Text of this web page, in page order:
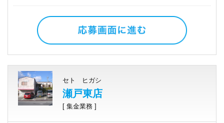
セト ヒガシ
瀬戸東店
[ 集金業務 ]